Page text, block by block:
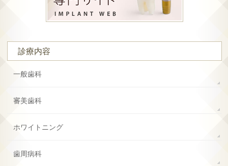
診療内容
一般歯科
審美歯科
ホワイトニング
歯周病科